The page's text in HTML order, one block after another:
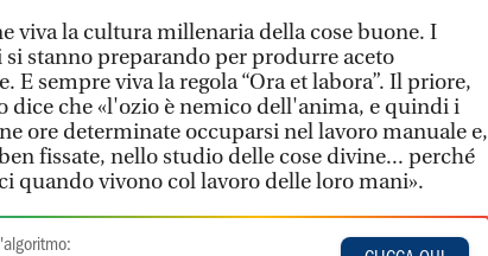
viva la cultura millenaria della cose buone. I
stanno preparando per produrre aceto
E sempre viva la regola “Ora et labora”. Il priore,
dice che «l'ozio è nemico dell'anima, e quindi i
ore determinate occuparsi nel lavoro manuale e,
fissate, nello studio delle cose divine... perché
quando vivono col lavoro delle loro mani».